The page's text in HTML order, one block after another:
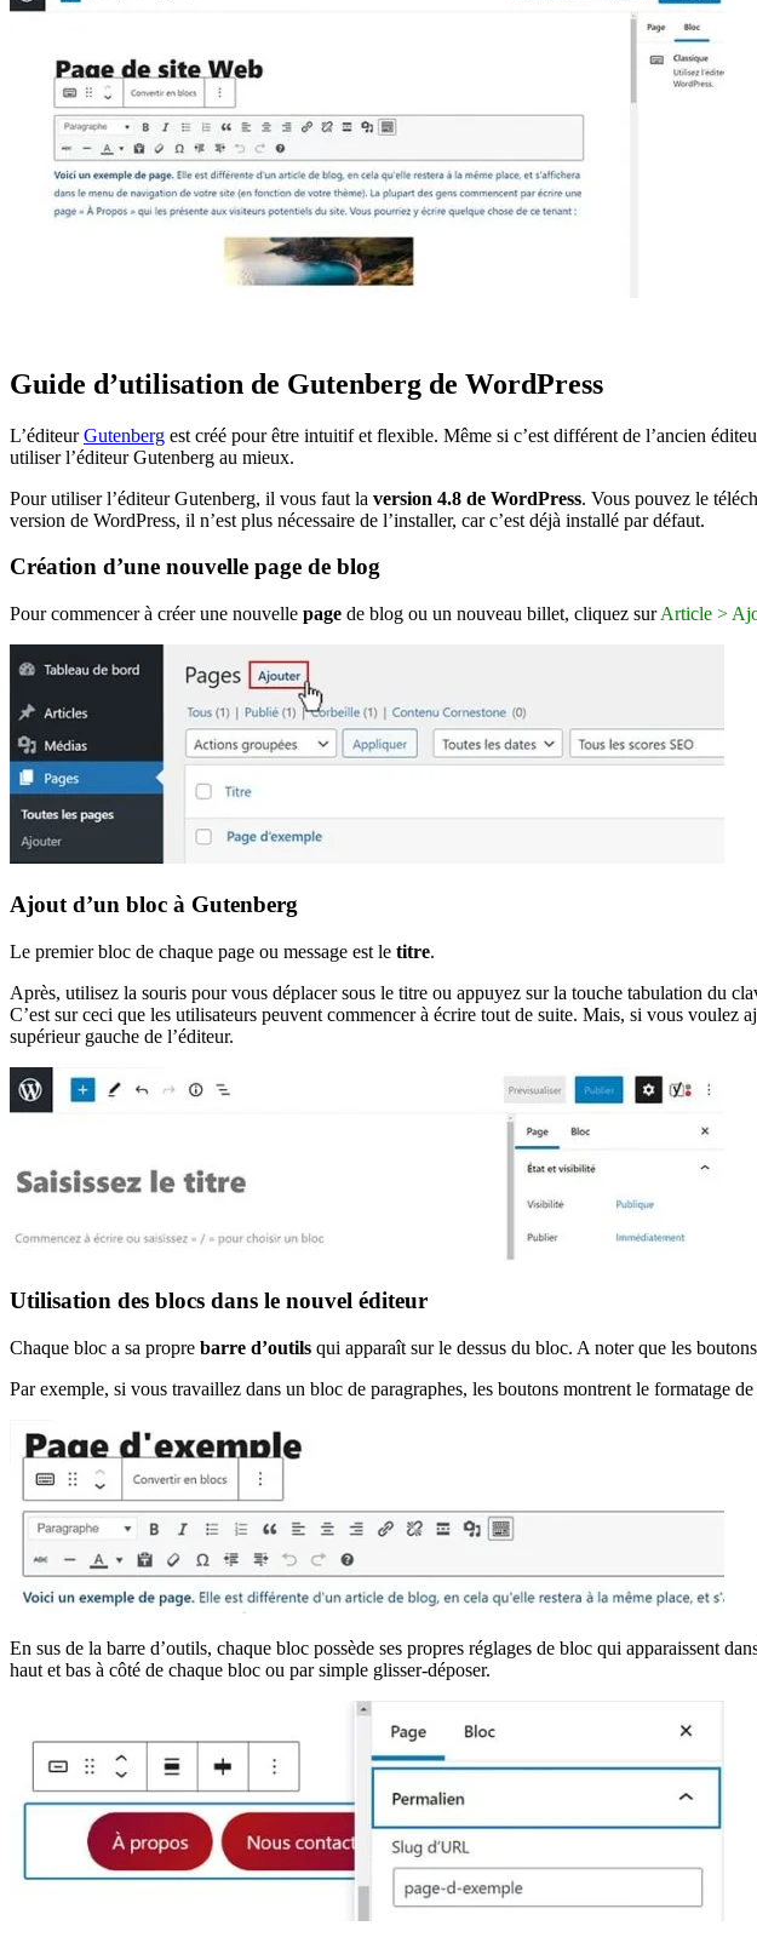
Guide d’utilisation de Gutenberg de WordPress
L’éditeurGutenberg est créé pour être intuitif et flexible. Même si c’est différent de l’ancien
utiliser l’éditeur Gutenberg au mieux.
Pour utiliser l’éditeur Gutenberg, il vous faut la version 4.8 de WordPress. Vous pouvez le
version de WordPress, il n’est plus nécessaire de l’installer, car c’est déjà installé par défaut.
Création d’une nouvelle page de blog
Pour commencer à créer une nouvelle page de blog ou un nouveau billet, cliquez surArticle >
Ajout d’un bloc à Gutenberg
Le premier bloc de chaque page ou message est le titre.
Après, utilisez la souris pour vous déplacer sous le titre ou appuyez sur la touche tabulation du
C’est sur ceci que les utilisateurs peuvent commencer à écrire tout de suite. Mais, si vous
supérieur gauche de l’éditeur.
Utilisation des blocs dans le nouvel éditeur
Chaque bloc a sa propre barre d’outils qui apparaît sur le dessus du bloc. A noter que les
Par exemple, si vous travaillez dans un bloc de paragraphes, les boutons montrent le formatage
En sus de la barre d’outils, chaque bloc possède ses propres réglages de bloc qui apparaissent
haut et bas à côté de chaque bloc ou par simple glisser-déposer.